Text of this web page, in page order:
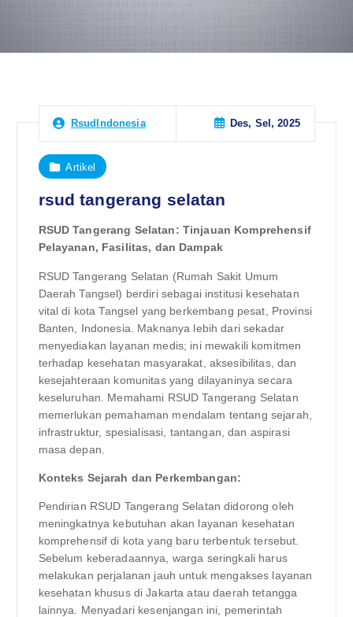
RsudIndonesia Des, Sel, 2025
Artikel
rsud tangerang selatan
RSUD Tangerang Selatan: Tinjauan Komprehensif
Pelayanan, Fasilitas, dan Dampak
RSUD Tangerang Selatan (Rumah Sakit Umum
Daerah Tangsel) berdiri sebagai institusi kesehatan
vital di kota Tangsel yang berkembang pesat, Provinsi
Banten, Indonesia. Maknanya lebih dari sekadar
menyediakan layanan medis; ini mewakili komitmen
terhadap kesehatan masyarakat, aksesibilitas, dan
kesejahteraan komunitas yang dilayaninya secara
keseluruhan. Memahami RSUD Tangerang Selatan
memerlukan pemahaman mendalam tentang sejarah,
infrastruktur, spesialisasi, tantangan, dan aspirasi
masa depan.
Konteks Sejarah dan Perkembangan:
Pendirian RSUD Tangerang Selatan didorong oleh
meningkatnya kebutuhan akan layanan kesehatan
komprehensif di kota yang baru terbentuk tersebut.
Sebelum keberadaannya, warga seringkali harus
melakukan perjalanan jauh untuk mengakses layanan
kesehatan khusus di Jakarta atau daerah tetangga
lainnya. Menyadari kesenjangan ini, pemerintah